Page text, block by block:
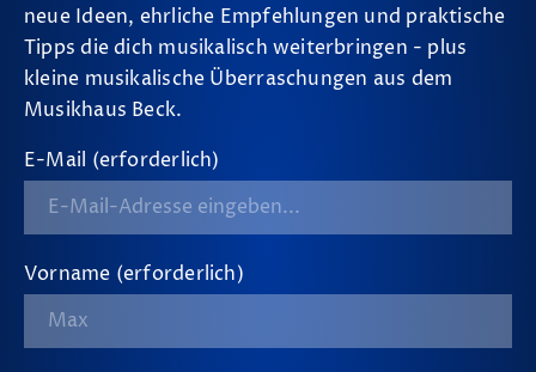
neue Ideen, ehrliche Empfehlungen und praktische
Tipps die dich musikalisch weiterbringen - plus
kleine musikalische Überraschungen aus dem
Musikhaus Beck.
E-Mail (erforderlich)
Vorname (erforderlich)